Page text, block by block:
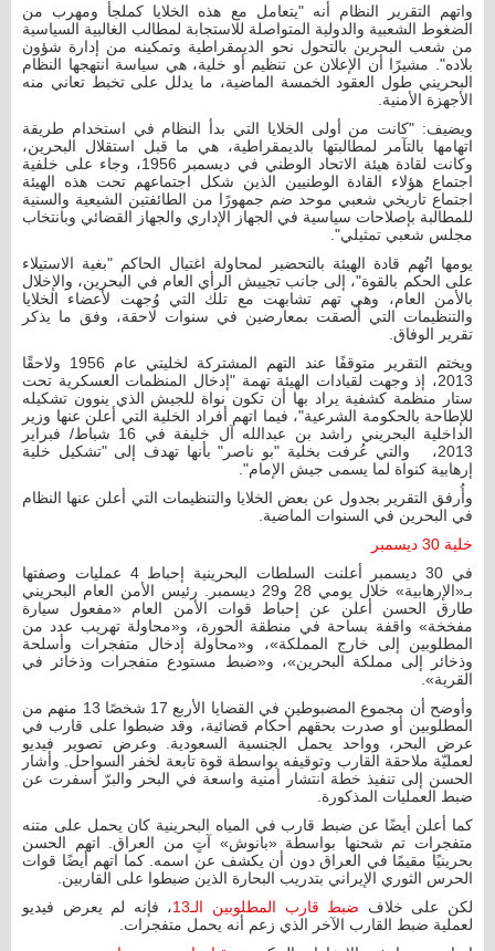
واتهم التقرير النظام أنه "يتعامل مع هذه الخلايا كملجأ ومهرب من
الضغوط الشعبية والدولية المتواصلة للاستجابة لمطالب الغالبية السياسية
من شعب البحرين بالتحول نحو الديمقراطية وتمكينه من إدارة شؤون
بلاده". مشيرًا أن الإعلان عن تنظيم أو خلية، هي سياسة انتهجها النظام
البحريني طول العقود الخمسة الماضية، ما يدلل على تخبط تعاني منه
الأجهزة الأمنية.
ويضيف: "كانت من أولى الخلايا التي بدأ النظام في استخدام طريقة
اتهامها بالتآمر لمطالبتها بالديمقراطية، هي ما قبل استقلال البحرين،
وكانت لقادة هيئة الاتحاد الوطني في ديسمبر 1956، وجاء على خلفية
اجتماع هؤلاء القادة الوطنيين الذين شكل اجتماعهم تحت هذه الهيئة
اجتماع تاريخي شعبي موحد ضم جمهورًا من الطائفتين الشيعية والسنية
للمطالبة بإصلاحات سياسية في الجهاز الإداري والجهاز القضائي وبانتخاب
مجلس شعبي تمثيلي".
يومها اتُهم قادة الهيئة بالتحضير لمحاولة اغتيال الحاكم "بغية الاستيلاء
على الحكم بالقوة"، إلى جانب تجييش الرأي العام في البحرين، والإخلال
بالأمن العام، وهي تهم تشابهت مع تلك التي وُجهت لأعضاء الخلايا
والتنظيمات التي أُلصقت بمعارضين في سنوات لاحقة، وفق ما يذكر
تقرير الوفاق.
ويختم التقرير متوقفًا عند التهم المشتركة لخليتي عام 1956 ولاحقًا
2013، إذ وجهت لقيادات الهيئة تهمة "إدخال المنظمات العسكرية تحت
ستار منظمة كشفية يراد بها أن تكون نواة للجيش الذي ينوون تشكيله
للإطاحة بالحكومة الشرعية"، فيما اتهم أفراد الخلية التي أعلن عنها وزير
الداخلية البحريني راشد بن عبدالله آل خليفة في 16 شباط/ فبراير
2013، والتي عُرفت بخلية "بو ناصر" بأنها تهدف إلى "تشكيل خلية
إرهابية كنواة لما يسمى جيش الإمام".
وأُرفق التقرير بجدول عن بعض الخلايا والتنظيمات التي أعلن عنها النظام
في البحرين في السنوات الماضية.
خلية 30 ديسمبر
في 30 ديسمبر أعلنت السلطات البحرينية إحباط 4 عمليات وصفتها
بـ«الإرهابية» خلال يومي 28 و29 ديسمبر. رئيس الأمن العام البحريني
طارق الحسن أعلن عن إحباط قوات الأمن العام «مفعول سيارة
مفخخة» واقفة بساحة في منطقة الحورة، و«محاولة تهريب عدد من
المطلوبين إلى خارج المملكة»، و«محاولة إدخال متفجرات وأسلحة
وذخائر إلى مملكة البحرين»، و«ضبط مستودع متفجرات وذخائر في
القرية».
وأوضح أن مجموع المضبوطين في القضايا الأربع 17 شخصًا 13 منهم من
المطلوبين أو صدرت بحقهم أحكام قضائية، وقد ضبطوا على قارب في
عرض البحر، وواحد يحمل الجنسية السعودية. وعرض تصوير فيديو
لعمليّة ملاحقة القارب وتوقيفه بواسطة قوة تابعة لخفر السواحل. وأشار
الحسن إلى تنفيذ خطة انتشار أمنية واسعة في البحر والبرّ أسفرت عن
ضبط العمليات المذكورة.
كما أعلن أيضًا عن ضبط قارب في المياه البحرينية كان يحمل على متنه
متفجرات تم شحنها بواسطة «بانوش» آتٍ من العراق. اتهم الحسن
بحرينيًا مقيمًا في العراق دون أن يكشف عن اسمه. كما اتهم أيضًا قوات
الحرس الثوري الإيراني بتدريب البحارة الذين ضبطوا على القاربين.
لكن على خلاف ضبط قارب المطلوبين الـ13
، فإنه لم يعرض فيديو
لعملية ضبط القارب الآخر الذي زعم أنه يحمل متفجرات.